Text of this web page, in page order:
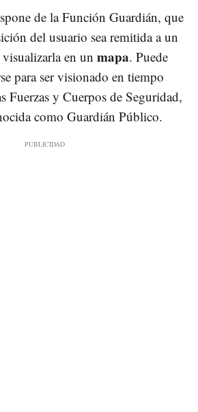
de la Función Guardián, que
del usuario sea remitida a un
en un mapa. Puede
para ser visionado en tiempo
Fuerzas y Cuerpos de Seguridad,
como Guardián Público.